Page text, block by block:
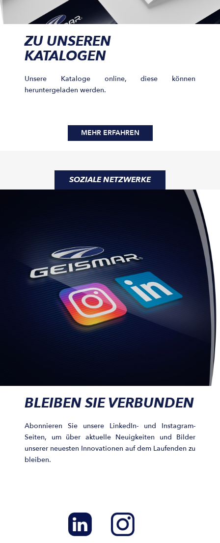
ZU UNSEREN
KATALOGEN
Unsere Kataloge online, diese können
heruntergeladen werden.
MEHR ERFAHREN
SOZIALE NETZWERKE
BLEIBEN SIE VERBUNDEN
Abonnieren Sie unsere LinkedIn- und Instagram-
Seiten, um über aktuelle Neuigkeiten und Bilder
unserer neuesten Innovationen auf dem Laufenden zu
bleiben.